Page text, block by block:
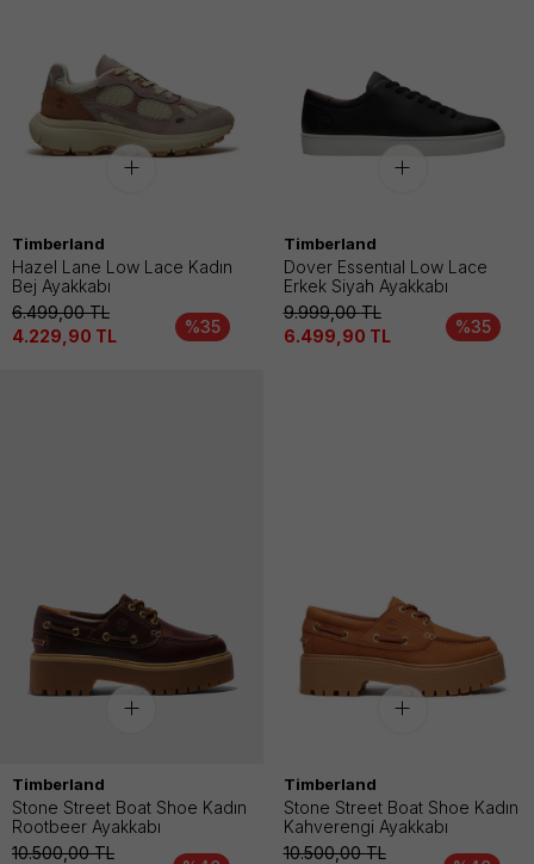
Timberland
Hazel Lane Low Lace Kadın
Bej Ayakkabı
6.499,00TL
4.229,90 TL %35
Timberland
Dover Essentıal Low Lace
Erkek Siyah Ayakkabı
9.999,00TL
6.499,90 TL %35
Timberland
Stone Street Boat Shoe Kadın
Rootbeer Ayakkabı
10.500,00TL
Timberland
Stone Street Boat Shoe Kadın
Kahverengi Ayakkabı
10.500,00TL